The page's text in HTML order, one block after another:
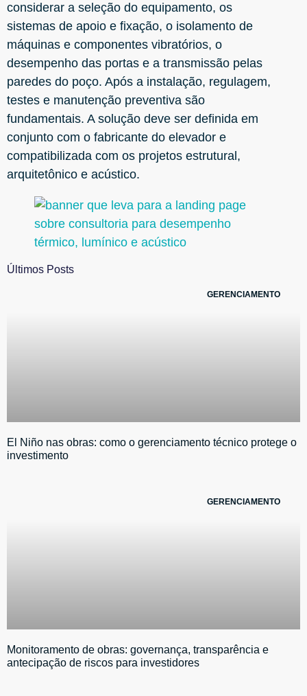
considerar a seleção do equipamento, os
sistemas de apoio e fixação, o isolamento de
máquinas e componentes vibratórios, o
desempenho das portas e a transmissão pelas
paredes do poço. Após a instalação, regulagem,
testes e manutenção preventiva são
fundamentais. A solução deve ser definida em
conjunto com o fabricante do elevador e
compatibilizada com os projetos estrutural,
arquitetônico e acústico.
Últimos Posts
GERENCIAMENTO
El Niño nas obras: como o gerenciamento técnico protege o
investimento
GERENCIAMENTO
Monitoramento de obras: governança, transparência e
antecipação de riscos para investidores